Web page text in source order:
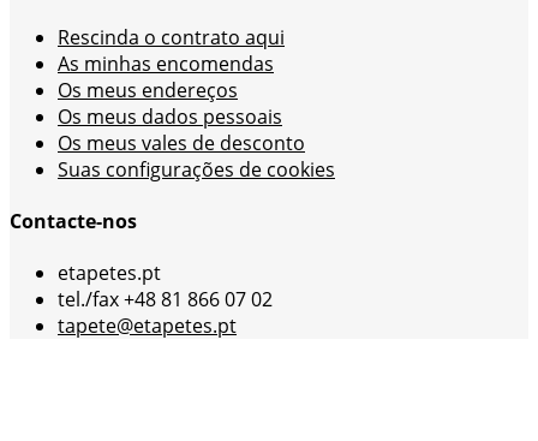
Rescinda o contrato aqui
As minhas encomendas
Os meus endereços
Os meus dados pessoais
Os meus vales de desconto
Suas configurações de cookies
Contacte-nos
etapetes.pt
tel./fax +48 81 866 07 02
tapete@etapetes.pt